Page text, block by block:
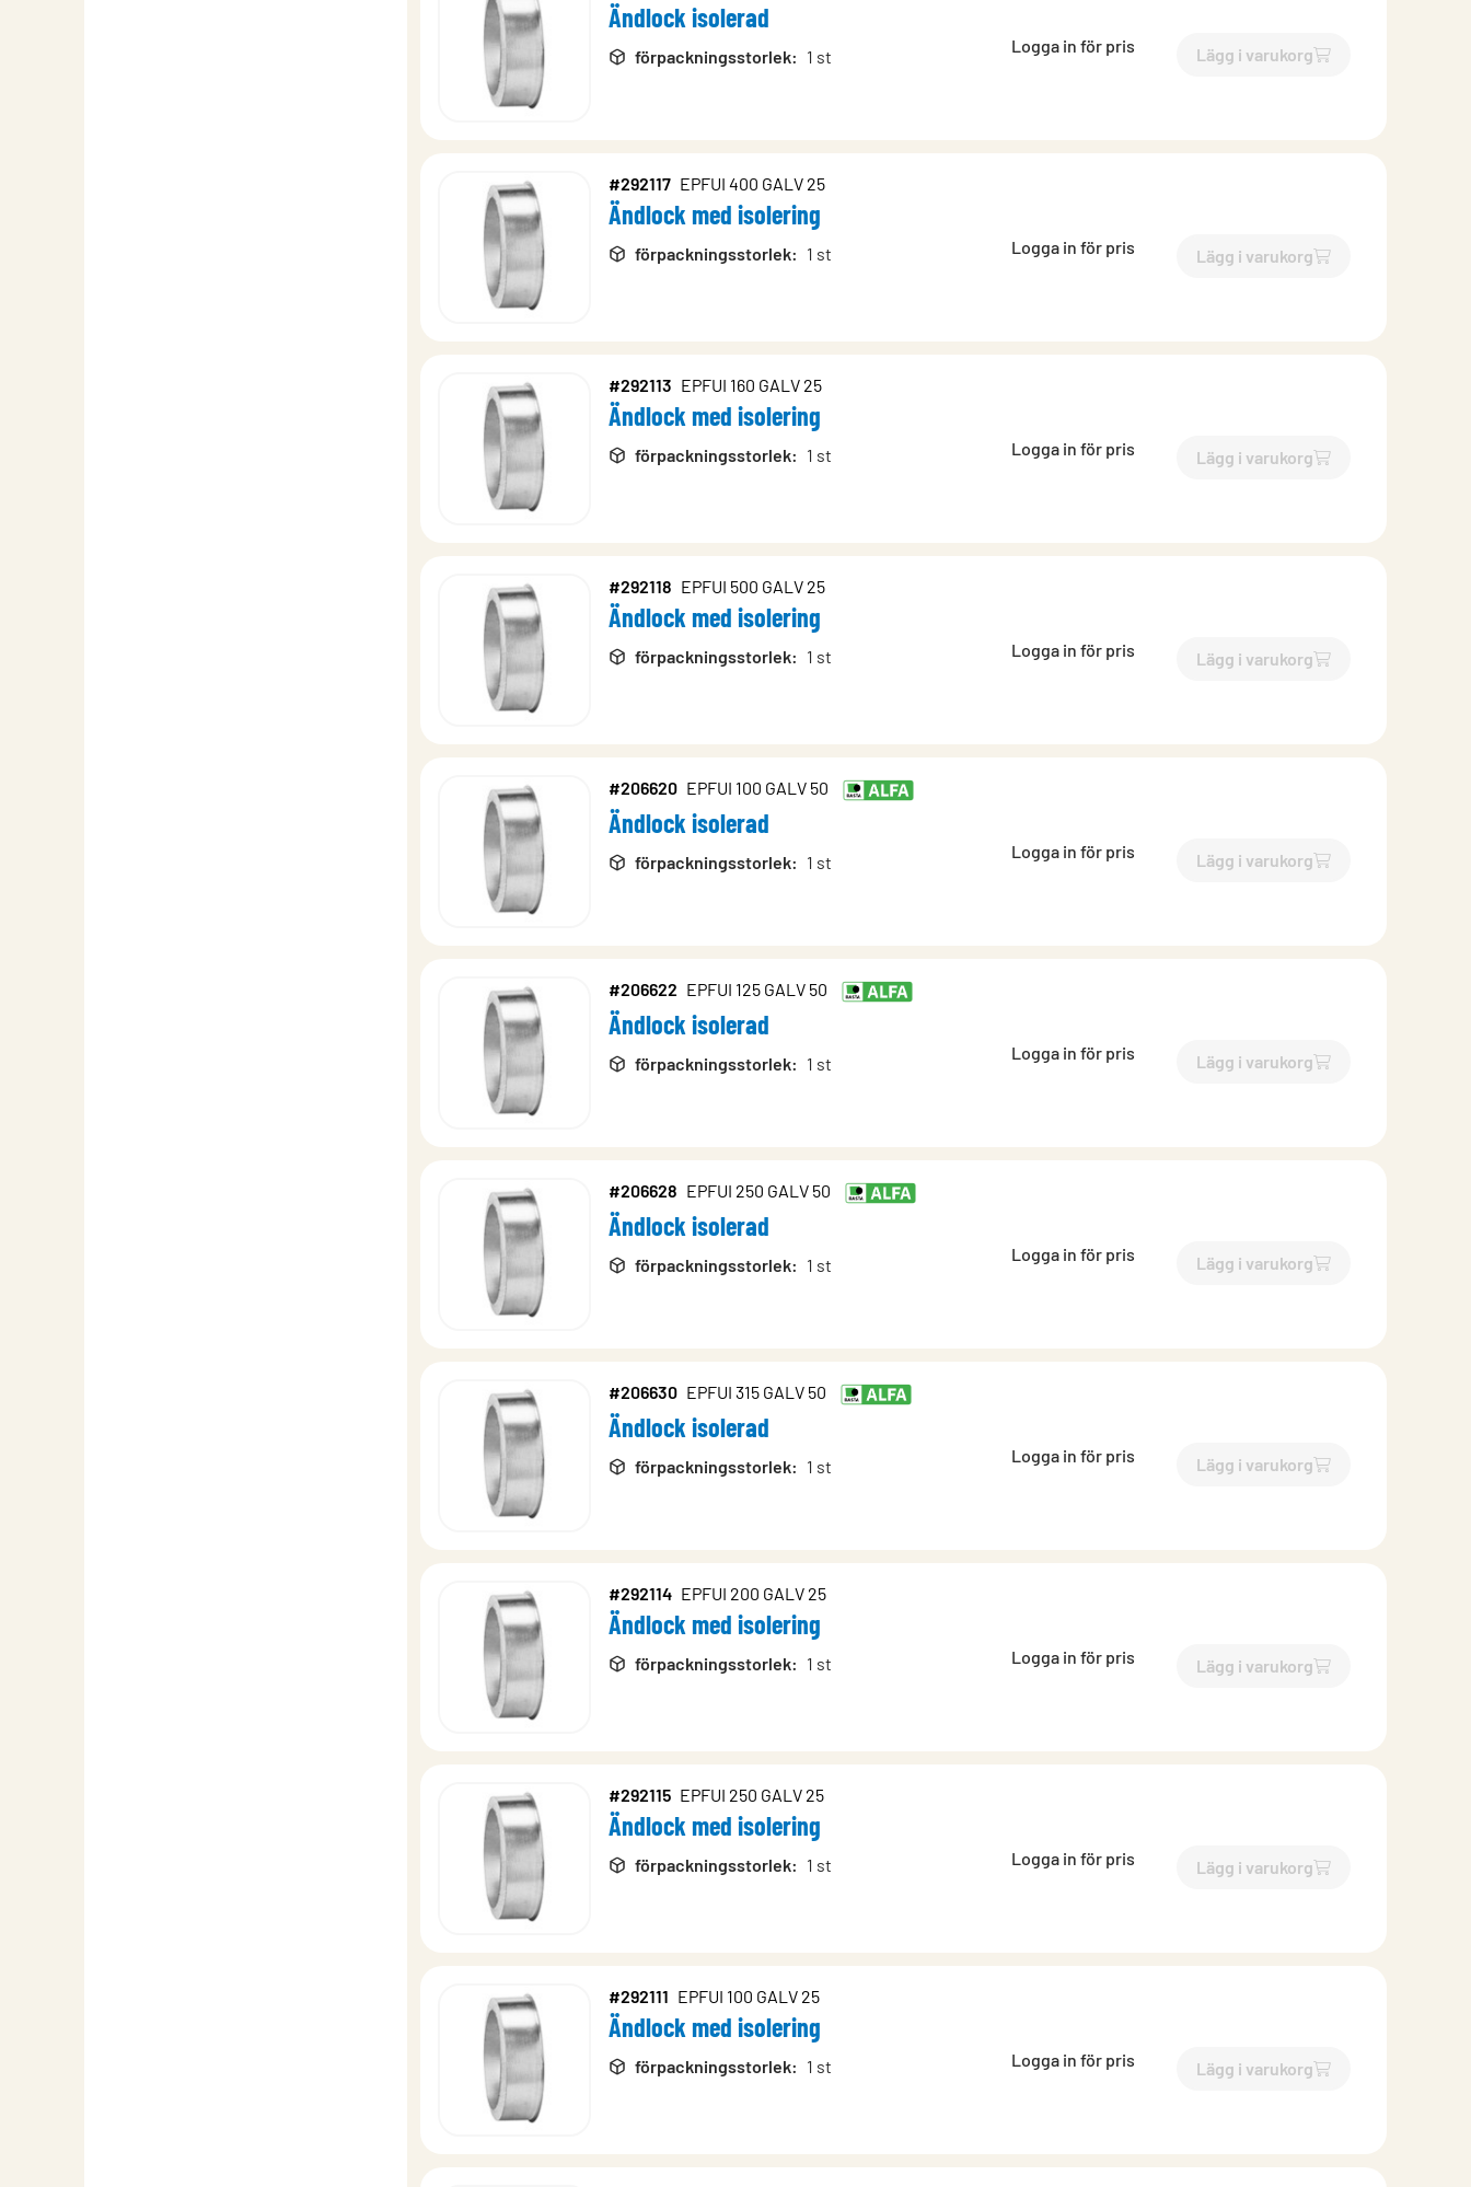
Ändlock isolerad
förpackningsstorlek: 1 st
Logga in för pris Lägg i varukorg
`$Lägg till
#292117 EPFUI 400 GALV 25
Ändlock med isolering
förpackningsstorlek: 1 st Logga in för pris Lägg i varukorg
`$Lägg till
#292113 EPFUI 160 GALV 25
Ändlock med isolering
förpackningsstorlek: 1 st Logga in för pris Lägg i varukorg
`$Lägg till
#292118 EPFUI 500 GALV 25
Ändlock med isolering
förpackningsstorlek: 1 st Logga in för pris Lägg i varukorg
`$Lägg till
#206620 EPFUI 100 GALV 50
Ändlock isolerad
förpackningsstorlek: 1 st
Logga in för pris Lägg i varukorg
`$Lägg till
#206622 EPFUI 125 GALV 50
Ändlock isolerad
förpackningsstorlek: 1 st
Logga in för pris Lägg i varukorg
`$Lägg till
#206628 EPFUI 250 GALV 50
Ändlock isolerad
förpackningsstorlek: 1 st
Logga in för pris Lägg i varukorg
`$Lägg till
#206630 EPFUI 315 GALV 50
Ändlock isolerad
förpackningsstorlek: 1 st
Logga in för pris Lägg i varukorg
`$Lägg till
#292114 EPFUI 200 GALV 25
Ändlock med isolering
förpackningsstorlek: 1 st Logga in för pris Lägg i varukorg
`$Lägg till
#292115 EPFUI 250 GALV 25
Ändlock med isolering
förpackningsstorlek: 1 st Logga in för pris Lägg i varukorg
`$Lägg till
#292111 EPFUI 100 GALV 25
Ändlock med isolering
förpackningsstorlek: 1 st Logga in för pris Lägg i varukorg
`$Lägg till